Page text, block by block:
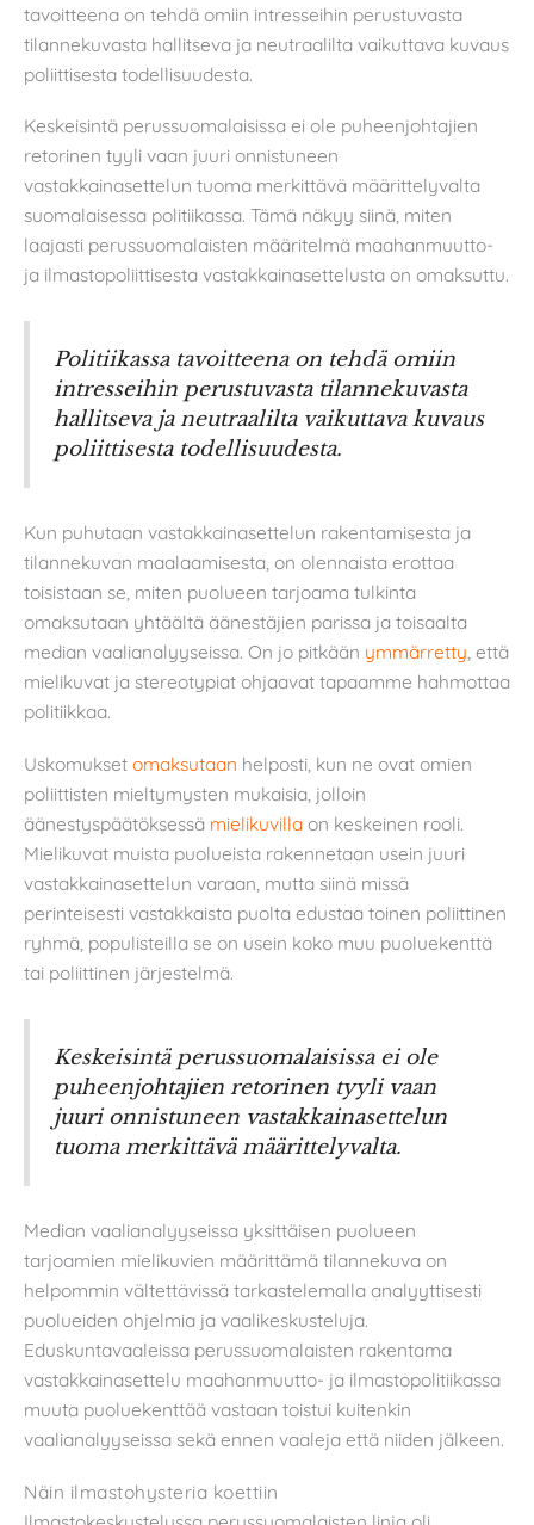
tavoitteena on tehdä omiin intresseihin perustuvasta
tilannekuvasta hallitseva ja neutraalilta vaikuttava kuvaus
poliittisesta todellisuudesta.
Keskeisintä perussuomalaisissa ei ole puheenjohtajien
retorinen tyyli vaan juuri onnistuneen
vastakkainasettelun tuoma merkittävä määrittelyvalta
suomalaisessa politiikassa. Tämä näkyy siinä, miten
laajasti perussuomalaisten määritelmä maahanmuutto-
ja ilmastopoliittisesta vastakkainasettelusta on omaksuttu.
Politiikassa tavoitteena on tehdä omiin
intresseihin perustuvasta tilannekuvasta
hallitseva ja neutraalilta vaikuttava kuvaus
poliittisesta todellisuudesta.
Kun puhutaan vastakkainasettelun rakentamisesta ja
tilannekuvan maalaamisesta, on olennaista erottaa
toisistaan se, miten puolueen tarjoama tulkinta
omaksutaan yhtäältä äänestäjien parissa ja toisaalta
median vaalianalyyseissa. On jo pitkään ymmärretty, että
mielikuvat ja stereotypiat ohjaavat tapaamme hahmottaa
politiikkaa.
Uskomukset omaksutaan helposti, kun ne ovat omien
poliittisten mieltymysten mukaisia, jolloin
äänestyspäätöksessä mielikuvilla on keskeinen rooli.
Mielikuvat muista puolueista rakennetaan usein juuri
vastakkainasettelun varaan, mutta siinä missä
perinteisesti vastakkaista puolta edustaa toinen poliittinen
ryhmä, populisteilla se on usein koko muu puoluekenttä
tai poliittinen järjestelmä.
Keskeisintä perussuomalaisissa ei ole
puheenjohtajien retorinen tyyli vaan
juuri onnistuneen vastakkainasettelun
tuoma merkittävä määrittelyvalta.
Median vaalianalyyseissa yksittäisen puolueen
tarjoamien mielikuvien määrittämä tilannekuva on
helpommin vältettävissä tarkastelemalla analyyttisesti
puolueiden ohjelmia ja vaalikeskusteluja.
Eduskuntavaaleissa perussuomalaisten rakentama
vastakkainasettelu maahanmuutto- ja ilmastopolitiikassa
muuta puoluekenttää vastaan toistui kuitenkin
vaalianalyyseissa sekä ennen vaaleja että niiden jälkeen.
Näin ilmastohysteria koettiin